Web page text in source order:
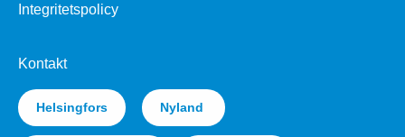
Integritetspolicy
Kontakt
Helsingfors Nyland